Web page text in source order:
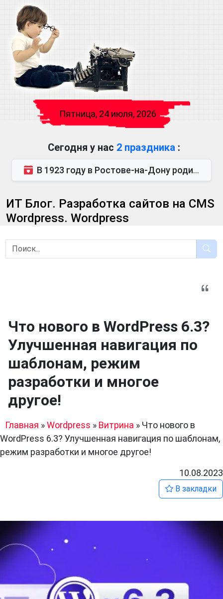
Пятница, 24 июля, 2026
Сегодня у нас 2 праздника :
В 1923 году в Ростове-на-Дону родился Виктор Михайлович Глушков. Под руководством Виктора Михайло...
ИТ Блог. Разработка сайтов на CMS
Wordpress. Wordpress
Что нового в WordPress 6.3?
Улучшенная навигация по
шаблонам, режим
разработки и многое
другое!
Главная »Wordpress » Витрина » Что нового в
WordPress 6.3? Улучшенная навигация по шаблонам,
режим разработки и многое другое!
10.08.2023
В закладки